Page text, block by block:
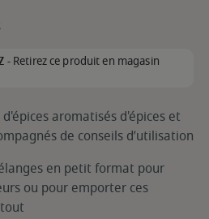
-Retirez ce produit en magasin
aromatisés d'épices et
de conseils d’utilisation
en petit format pour
ou pour emporter ces